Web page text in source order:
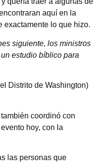
aquí en la
exactamente lo que hizo.
siguiente, los ministros
estudio bíblico para
Distrito de Washington)
coordinó con
hoy, con la
las personas que